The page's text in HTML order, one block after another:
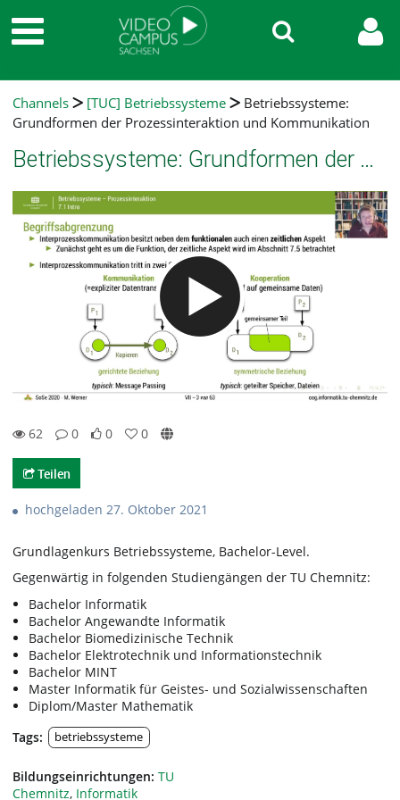
Channels [TUC] Betriebssysteme
Betriebssysteme:
Grundformen der Prozessinteraktion und Kommunikation
Betriebssysteme: Grundformen der Prozessinteraktion und Kommunikation
62
0
0
0
Teilen
hochgeladen 27. Oktober 2021
Grundlagenkurs Betriebssysteme, Bachelor-Level.
Gegenwärtig in folgenden Studiengängen der TU Chemnitz:
Bachelor Informatik
Bachelor Angewandte Informatik
Bachelor Biomedizinische Technik
Bachelor Elektrotechnik und Informationstechnik
Bachelor MINT
Master Informatik für Geistes- und Sozialwissenschaften
Diplom/Master Mathematik
Tags:
betriebssysteme
Bildungseinrichtungen: TU
Chemnitz, Informatik